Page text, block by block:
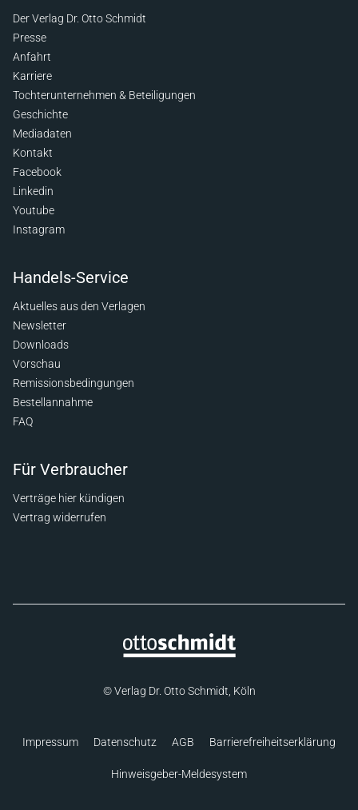
Der Verlag Dr. Otto Schmidt
Presse
Anfahrt
Karriere
Tochterunternehmen & Beteiligungen
Geschichte
Mediadaten
Kontakt
Facebook
Linkedin
Youtube
Instagram
Handels-Service
Aktuelles aus den Verlagen
Newsletter
Downloads
Vorschau
Remissionsbedingungen
Bestellannahme
FAQ
Für Verbraucher
Verträge hier kündigen
Vertrag widerrufen
© Verlag Dr. Otto Schmidt, Köln
Impressum Datenschutz AGB Barrierefreiheitserklärung
Hinweisgeber-Meldesystem